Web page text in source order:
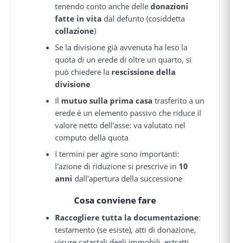
tenendo conto anche delledonazioni
fatte in vita dal defunto (cosiddetta
collazione)
Se la divisione già avvenuta ha leso la
quota di un erede di oltre un quarto, si
può chiedere la rescissione della
divisione
Il mutuo sulla prima casa trasferito a un
erede è un elemento passivo che riduce il
valore netto dell'asse: va valutato nel
computo della quota
I termini per agire sono importanti:
l'azione di riduzione si prescrive in 10
anni dall'apertura della successione
Cosa conviene fare
Raccogliere tutta la documentazione:
testamento (se esiste), atti di donazione,